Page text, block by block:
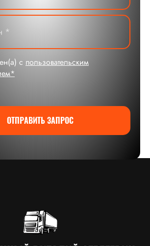
с пользовательским
ОТПРАВИТЬ ЗАПРОС